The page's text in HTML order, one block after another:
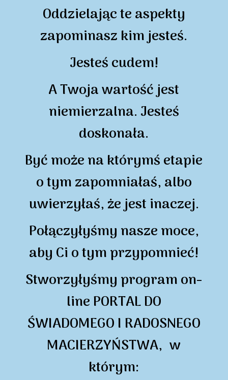
Oddzielając te aspekty
zapominasz kim jesteś.
Jesteś cudem!
A Twoja wartość jest
niemierzalna. Jesteś
doskonała.
Być może na którymś etapie
o tym zapomniałaś, albo
uwierzyłaś, że jest inaczej.
Połączyłyśmy nasze moce,
aby Ci o tym przypomnieć!
Stworzyłyśmy program on-
line PORTAL DO
ŚWIADOMEGO I RADOSNEGO
MACIERZYŃSTWA, w
którym: